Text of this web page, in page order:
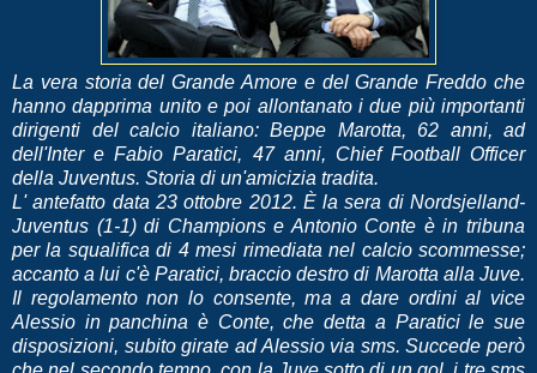
La vera storia del Grande Amore e del Grande Freddo che
hanno dapprima unito e poi allontanato i due più importanti
dirigenti del calcio italiano: Beppe Marotta, 62 anni, ad
dell'Inter e Fabio Paratici, 47 anni, Chief Football Officer
della Juventus. Storia di un'amicizia tradita.
L' antefatto data 23 ottobre 2012. È la sera di Nordsjelland-
Juventus (1-1) di Champions e Antonio Conte è in tribuna
per la squalifica di 4 mesi rimediata nel calcio scommesse;
accanto a lui c'è Paratici, braccio destro di Marotta alla Juve.
Il regolamento non lo consente, ma a dare ordini al vice
Alessio in panchina è Conte, che detta a Paratici le sue
disposizioni, subito girate ad Alessio via sms. Succede però